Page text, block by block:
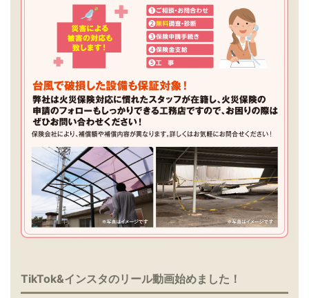
TikTok&インスタのリール動画始めました！